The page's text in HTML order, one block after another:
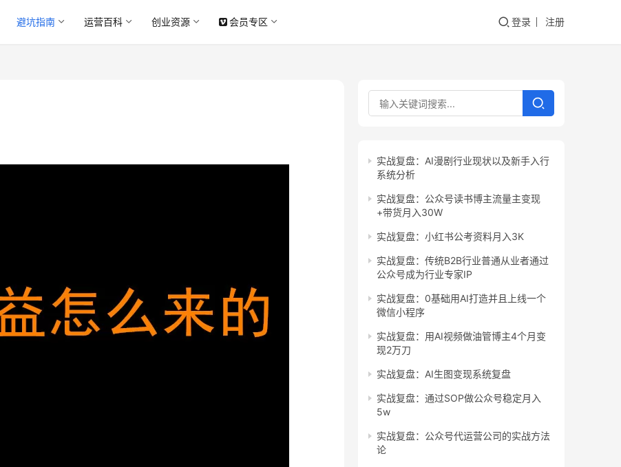
避坑指南 运营百科 创业资源 会员专区 登录 注册
实战复盘：AI漫剧行业现状以及新手入行
系统分析
实战复盘：公众号读书博主流量主变现
+带货月入30W
实战复盘：小红书公考资料月入3K
实战复盘：传统B2B行业普通从业者通过
公众号成为行业专家IP
实战复盘：0基础用AI打造并且上线一个
微信小程序
实战复盘：用AI视频做油管博主4个月变
现2万刀
实战复盘：AI生图变现系统复盘
实战复盘：通过SOP做公众号稳定月入
5w
实战复盘：公众号代运营公司的实战方法
论